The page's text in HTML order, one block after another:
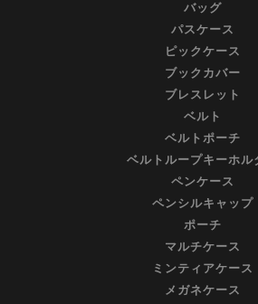
バッグ
パスケース
ピックケース
ブックカバー
ブレスレット
ベルト
ベルトポーチ
ベルトループキーホル
ペンケース
ペンシルキャップ
ポーチ
マルチケース
ミンティアケース
メガネケース